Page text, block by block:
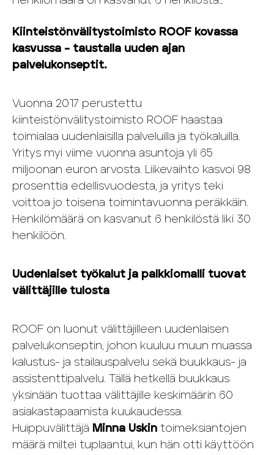
Kiinteistönvälitystoimisto ROOF kovassa
kasvussa – taustalla uuden ajan
palvelukonseptit.
Vuonna 2017 perustettu
kiinteistönvälitystoimisto ROOF haastaa
toimialaa uudenlaisilla palveluilla ja työkaluilla.
Yritys myi viime vuonna asuntoja yli 65
miljoonan euron arvosta. Liikevaihto kasvoi 98
prosenttia edellisvuodesta, ja yritys teki
voittoa jo toisena toimintavuonna peräkkäin.
Henkilömäärä on kasvanut 6 henkilöstä liki 30
henkilöön.
Uudenlaiset työkalut ja palkkiomalli tuovat
välittäjille tulosta
ROOF on luonut välittäjilleen uudenlaisen
palvelukonseptin, johon kuuluu muun muassa
kalustus- ja stailauspalvelu sekä buukkaus- ja
assistenttipalvelu. Tällä hetkellä buukkaus
yksinään tuottaa välittäjille keskimäärin 60
asiakastapaamista kuukaudessa.
Huippuvälittäjä Minna Uskin toimeksiantojen
määrä miltei tuplaantui, kun hän otti käyttöön